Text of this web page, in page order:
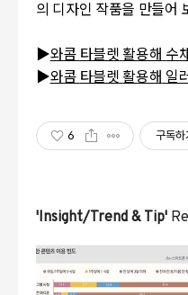
의 디자인 작품을 만들어
▶와콤 타블렛 활용해 수
▶와콤 타블렛 활용해 일
6 구독하
'Insight/Trend & Tip'